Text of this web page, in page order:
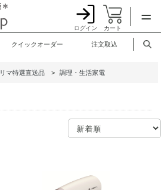
ログイン カート
クイックオーダー 注文取込
リマ特選直送品 > 調理・生活家電